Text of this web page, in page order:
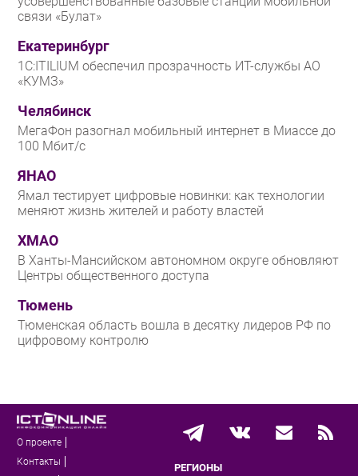
связи «Булат»
Екатеринбург
1С:ITILIUM обеспечил прозрачность ИТ-службы АО
«КУМЗ»
Челябинск
МегаФон разогнал мобильный интернет в Миассе до
100 Мбит/с
ЯНАО
Ямал тестирует цифровые новинки: как технологии
меняют жизнь жителей и работу властей
ХМАО
В Ханты-Мансийском автономном округе обновляют
Центры общественного доступа
Тюмень
Тюменская область вошла в десятку лидеров РФ по
цифровому контролю
О проекте
Контакты
РЕГИОНЫ